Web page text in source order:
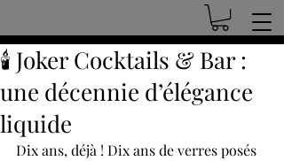
🕯️ Joker Cocktails & Bar :
une décennie d’élégance
liquide
Dix ans, déjà ! Dix ans de verres posés